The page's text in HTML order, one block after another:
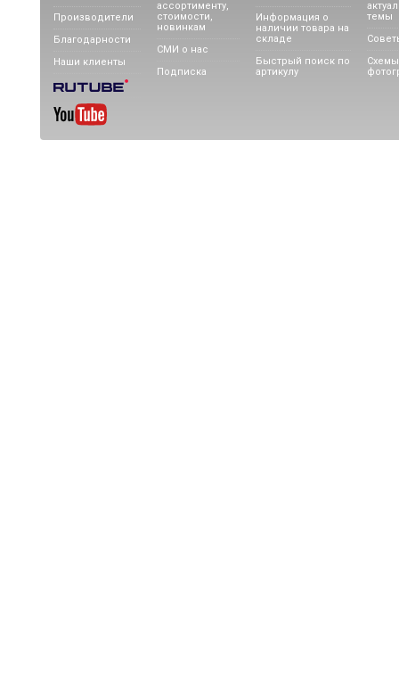
Производители
Благодарности
Наши клиенты
ассортименту,
стоимости,
новинкам
СМИ о нас
Подписка
Информация о
наличии товара на
складе
Быстрый поиск по
артикулу
темы